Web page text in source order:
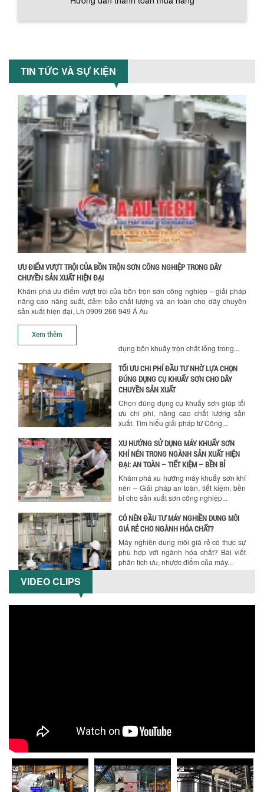
Chính sách đổi trả hàng
Chính sách bảo hành
Chính sách giao hàng
TIN TỨC VÀ SỰ KIỆN
ƯU ĐIỂM VƯỢT TRỘI CỦA BỒN TRỘN SƠN CÔNG NGHIỆP TRONG DÂY
CHUYỀN SẢN XUẤT HIỆN ĐẠI
Khám phá ưu điểm vượt trội của bồn trộn sơn công nghiệp – giải pháp
nâng cao năng suất, đảm bảo chất lượng và an toàn cho dây chuyền
sản xuất hiện đại. Lh 0909 266 949 Á Âu
Xem thêm
SƠN CÔNG NGHIỆP HIỆN ĐẠI
NHỮNG TIÊU CHÍ QUAN TRỌNG KHI LỰA
CHỌN MÁY KHUẤY TRỘN HÓA CHẤT CHO
NHÀ MÁY
Khám phá những tiêu chí quan trọng
giúp doanh nghiệp lựa chọn máy khuấy
trộn hóa chất phù hợp. Từ máy khuấy
hóa...
NHỮNG YẾU TỐ QUYẾT ĐỊNH KHI CHỌN
BỒN KHUẤY SƠN: VẬT LIỆU, DUNG TÍCH VÀ
CÔNG SUẤT KHUẤY
Khám phá các yếu tố quan trọng khi
chọn bồn khuấy sơn: Vật liệu, dung tích
và công suất khuấy. Giải pháp tối...
BỒN KHUẤY TRỘN CHẤT LỎNG CHO
NGÀNH HÓA CHẤT: NHỮNG YẾU TỐ QUYẾT
ĐỊNH CHẤT LƯỢNG SẢN PHẨM CUỐI
Khám phá những yếu tố quan trọng
quyết định chất lượng sản phẩm khi sử
dụng bồn khuấy trộn chất lỏng trong...
CHUYỀN SẢN XUẤT
Chọn đúng dụng cụ khuấy sơn giúp tối
ưu chi phí, nâng cao chất lượng sản
xuất. Tìm hiểu giải pháp từ Công...
XU HƯỚNG SỬ DỤNG MÁY KHUẤY SƠN
KHÍ NÉN TRONG NGÀNH SẢN XUẤT HIỆN
ĐẠI: AN TOÀN – TIẾT KIỆM – BỀN BỈ
Khám phá xu hướng máy khuấy sơn khí
nén – Giải pháp an toàn, tiết kiệm, bền
bỉ cho sản xuất sơn công nghiệp...
CÓ NÊN ĐẦU TƯ MÁY NGHIỀN DUNG MÔI
GIÁ RẺ CHO NGÀNH HÓA CHẤT?
Máy nghiền dung môi giá rẻ có thực sự
phù hợp với ngành hóa chất? Bài viết
phân tích ưu, nhược điểm của máy...
5 LỢI ÍCH NỔI BẬT KHI SỬ DỤNG MÁY
KHUẤY SƠN DÙNG ĐIỆN TRONG SẢN XUẤT
suất,...
KHẮC PHỤC
Tổng hợp lỗi thường gặp khi vận hành
khắc phục hiệu quả giúp doanh
nghiệp...
MÁY NGHIỀN HỮU CƠ LỎNG: GIẢI PHÁP
VIDEO CLIPS